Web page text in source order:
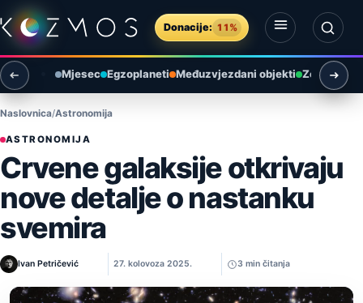
Preskoči na sadržaj
Donacije: 11%
Otvori izbornik
Otvori pretragu
Mjesec Egzoplaneti Međuzvjezdani objekti Zemlja i
Naslovnica Astronomija
ASTRONOMIJA
Crvene galaksije otkrivaju
nove detalje o nastanku
svemira
Ivan Petričević 27. kolovoza 2025. 3 min čitanja